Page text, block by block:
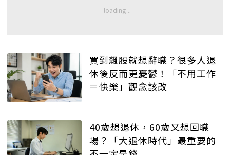
買到飆股就想辭職？很多人退
休後反而更憂鬱！「不用工作
＝快樂」觀念該改
40歲想退休，60歲又想回職
場？「大退休時代」最重要的